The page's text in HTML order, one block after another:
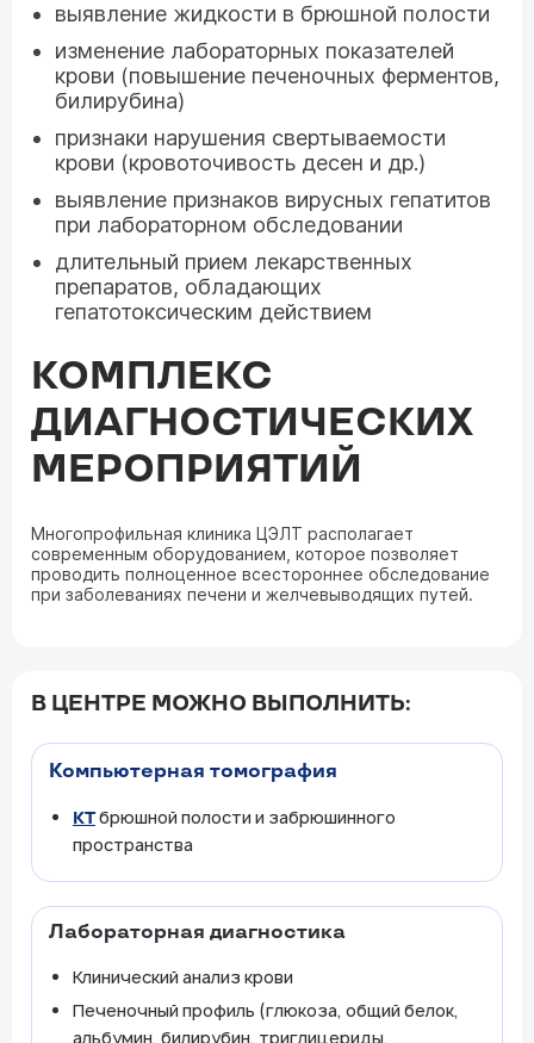
выявление жидкости в брюшной полости
изменение лабораторных показателей
крови (повышение печеночных ферментов,
билирубина)
признаки нарушения свертываемости
крови (кровоточивость десен и др.)
выявление признаков вирусных гепатитов
при лабораторном обследовании
длительный прием лекарственных
препаратов, обладающих
гепатотоксическим действием
КОМПЛЕКС
ДИАГНОСТИЧЕСКИХ
МЕРОПРИЯТИЙ
Многопрофильная клиника ЦЭЛТ располагает
современным оборудованием, которое позволяет
проводить полноценное всестороннее обследование
при заболеваниях печени и желчевыводящих путей.
В ЦЕНТРЕ МОЖНО ВЫПОЛНИТЬ:
Компьютерная томография
КТбрюшной полости и забрюшинного
пространства
Лабораторная диагностика
Клинический анализ крови
Печеночный профиль (глюкоза, общий белок,
альбумин, билирубин, триглицериды,